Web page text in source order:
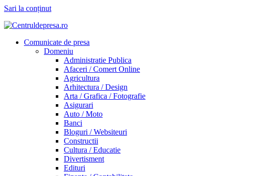
Sari la conținut
Comunicate de presa
Domeniu
Administratie Publica
Afaceri / Comert Online
Agricultura
Arhitectura / Design
Arta / Grafica / Fotografie
Asigurari
Auto / Moto
Banci
Bloguri / Websiteuri
Constructii
Cultura / Educatie
Divertisment
Edituri